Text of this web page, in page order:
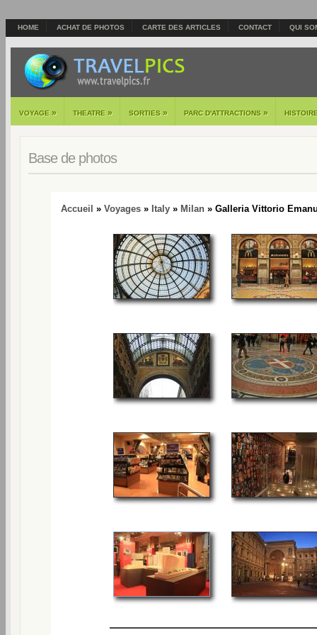
HOME ACHAT DE PHOTOS CARTE DES ARTICLES CONTACT QUI
VOYAGE » THEATRE » SORTIES » PARC D'ATTRACTIONS »
Base de photos
Accueil » Voyages » Italy » Milan » Galleria Vittorio